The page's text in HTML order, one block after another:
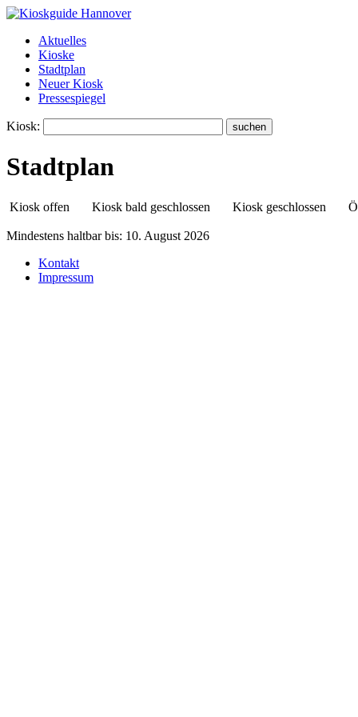
Aktuelles
Kioske
Stadtplan
Neuer Kiosk
Pressespiegel
Kiosk:
Stadtplan
Kiosk offen Kiosk bald geschlossen Kiosk geschlossen
Kiosk in der Kurze Straße
Kurze Straße 3
Mindestens haltbar bis: 10. August 2026
Kontakt
Impressum